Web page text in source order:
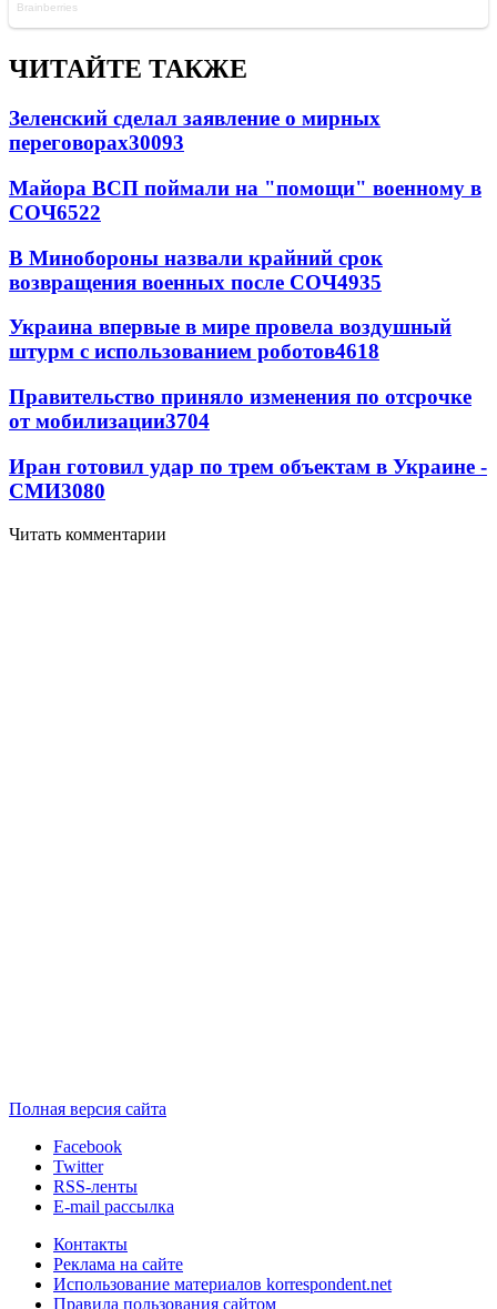
ЧИТАЙТЕ ТАКЖЕ
Зеленский сделал заявление о мирных
переговорах30093
Майора ВСП поймали на "помощи" военному в
СОЧ6522
В Минобороны назвали крайний срок
возвращения военных после СОЧ4935
Украина впервые в мире провела воздушный
штурм с использованием роботов4618
Правительство приняло изменения по отсрочке
от мобилизации3704
Иран готовил удар по трем объектам в Украине -
СМИ3080
Читать комментарии
Полная версия сайта
Facebook
Twitter
RSS-ленты
E-mail рассылка
Контакты
Реклама на сайте
Использование материалов korrespondent.net
Правила пользования сайтом